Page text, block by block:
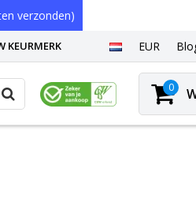
verzonden)
KEURMERK EUR
0